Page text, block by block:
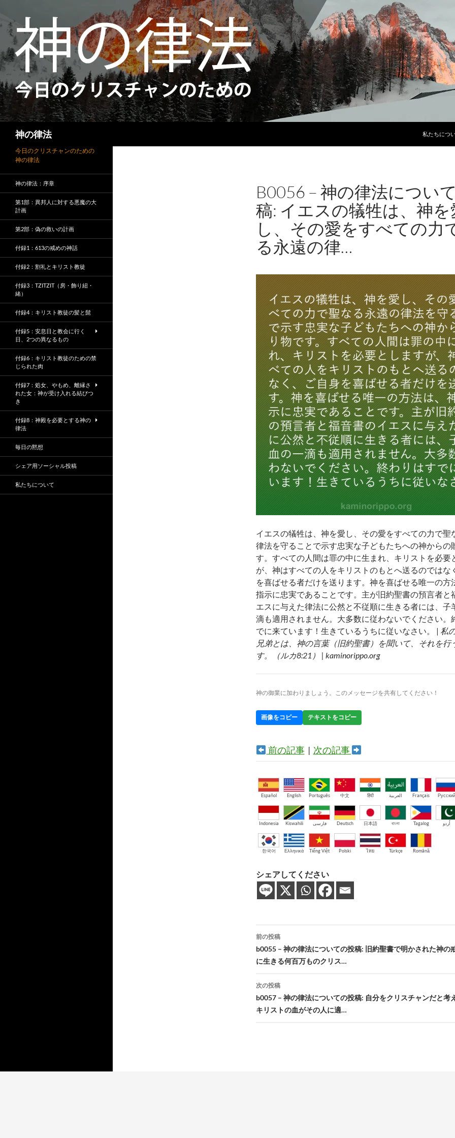
神の律法
私たちにつ
B0056 – 神の律法につい
稿: イエスの犠牲は、神を
し、その愛をすべての力
る永遠の律…
イエスの犠牲は、神を愛し、その愛をすべての力で聖
律法を守ることで示す忠実な子どもたちへの神からの
す。すべての人間は罪の中に生まれ、キリストを必要
が、神はすべての人をキリストのもとへ送るのではな
を喜ばせる者だけを送ります。神を喜ばせる唯一の方
指示に忠実であることです。主が旧約聖書の預言者と
エスに与えた律法に公然と不従順に生きる者には、子
滴も適用されません。大多数に従わないでください。
でに来ています！生きているうちに従いなさい。 | 私
兄弟とは、神の言葉（旧約聖書）を聞いて、それを行
す。（ルカ8:21） | kaminorippo.org
神の御業に加わりましょう。このメッセージを共有してください！
画像をコピー テキストをコピー
前の記事| 次の記事
Español English Português 中文 हिंदी العربية Français Русский
Indonesia Kiswahili فارسی Deutsch 日本語 বাংলা Tagalog اُردو
한국어 Ελληνικά Tiếng Việt Polski ไทย Türkçe Română
シェアしてください
投
稿
ナ
ビ
ゲ
ー
前の投稿
b0055 – 神の律法についての投稿: 旧約聖書で明かされた神の
に生きる何百万ものクリス…
次の投稿
b0057 – 神の律法についての投稿: 自分をクリスチャンだと考
キリストの血がその人に適…
今日のクリスチャンのための
神の律法
神の律法：序章
第1部：異邦人に対する悪魔の大
計画
第2部：偽の救いの計画
付録1：613の戒めの神話
付録2：割礼とキリスト教徒
付録3：TZITZIT（房・飾り紐・
緒）
付録4：キリスト教徒の髪と髭
付録5：安息日と教会に行く
日、2つの異なるもの
付録6：キリスト教徒のための禁
じられた肉
付録7：処女、やもめ、離縁さ
れた女：神が受け入れる結びつ
き
付録8：神殿を必要とする神の
律法
毎日の黙想
シェア用ソーシャル投稿
私たちについて